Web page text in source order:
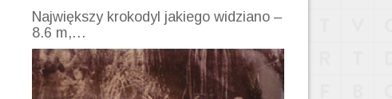
Największy krokodyl jakiego widziano –
8.6 m,…